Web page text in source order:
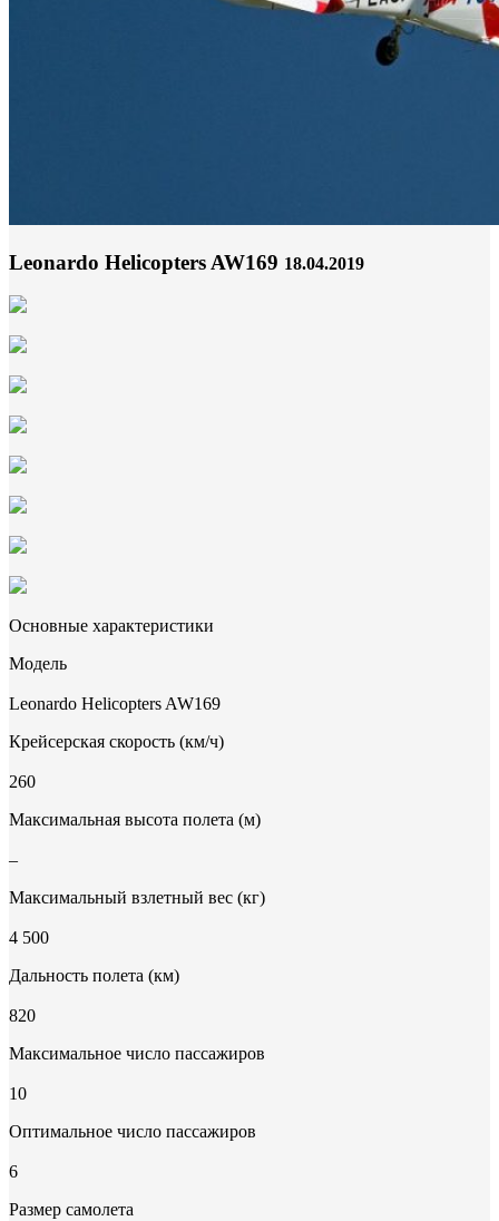
Leonardo Helicopters AW169 18.04.2019
Основные характеристики
Модель
Leonardo Helicopters AW169
Крейсерская скорость (км/ч)
260
Максимальная высота полета (м)
–
Максимальный взлетный вес (кг)
4 500
Дальность полета (км)
820
Максимальное число пассажиров
10
Оптимальное число пассажиров
6
Размер самолета